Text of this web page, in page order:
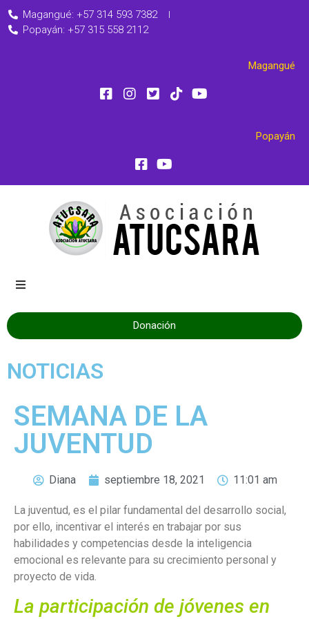
Magangué: +57 314 593 7382
Popayán: +57 315 558 2112
Magangué
Popayán
Donación
NOTICIAS
SEMANA DE LA
JUVENTUD
Diana septiembre 18, 2021 11:01 am
La juventud, es el pilar fundamental del desarrollo social,
por ello, incentivar el interés en trabajar por sus
habilidades y competencias desde la inteligencia
emocional es relevante para su crecimiento personal y
proyecto de vida.
La participación de jóvenes en